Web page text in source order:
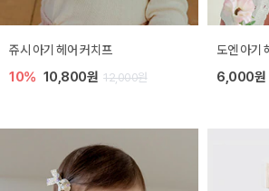
쥬시 아기 헤어 커치프
10% 10,800원 12,000원
도엔 아기
6,000원